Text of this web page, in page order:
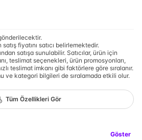
fiyatını satıcı belirlemektedir.
satışa sunulabilir. Satıcılar, ürün için
teslimat seçenekleri, ürün promosyonları,
teslimat imkanı gibi faktörlere göre sıralanır.
ve kategori bilgileri de sıralamada etkili olur.
Tüm Özellikleri Gör
Göster